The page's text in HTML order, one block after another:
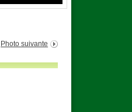
Photo suivante